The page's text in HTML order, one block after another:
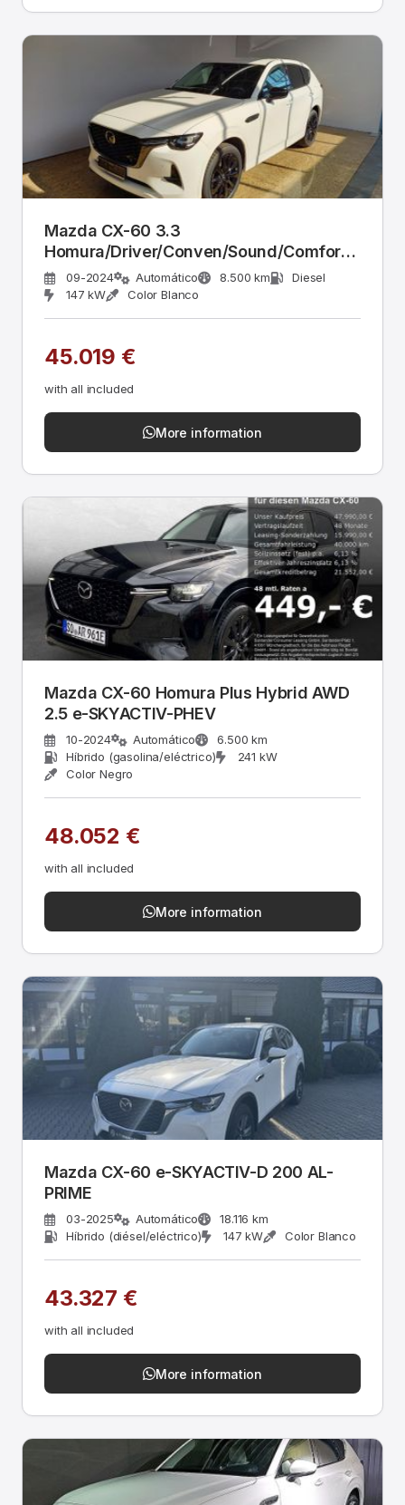
Mazda CX-60 3.3
Homura/Driver/Conven/Sound/Comfort-
P
09-2024 Automático 8.500 km
Diesel
147 kW
Color Blanco
45.019 €
with all included
More information
Mazda CX-60 Homura Plus Hybrid AWD
2.5 e-SKYACTIV-PHEV
10-2024 Automático
6.500 km
Híbrido (gasolina/eléctrico)
241 kW
Color Negro
48.052 €
with all included
More information
Mazda CX-60 e-SKYACTIV-D 200 AL-
PRIME
03-2025 Automático
18.116 km
Híbrido (diésel/eléctrico)
147 kW Color Blanco
43.327 €
with all included
More information